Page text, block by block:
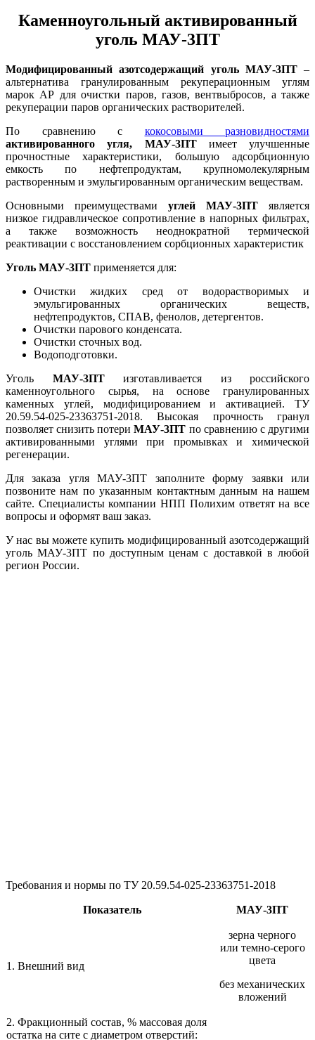
Каменноугольный активированный
уголь МАУ-3ПТ
Модифицированный азотсодержащий уголь МАУ-3ПТ–
альтернатива гранулированным рекуперационным углям
марок АР для очистки паров, газов, вентвыбросов, а также
рекуперации паров органических растворителей.
По сравнению с кокосовыми разновидностями
активированного угля, МАУ-3ПТимеет улучшенные
прочностные характеристики, большую адсорбционную
емкость по нефтепродуктам, крупномолекулярным
растворенным и эмульгированным органическим веществам.
Основными преимуществами углей МАУ-3ПТ является
низкое гидравлическое сопротивление в напорных фильтрах,
а также возможность неоднократной термической
реактивации с восстановлением сорбционных характеристик
Уголь МАУ-3ПТ применяется для:
Очистки жидких сред от водорастворимых и
эмульгированных органических веществ,
нефтепродуктов, СПАВ, фенолов, детергентов.
Очистки парового конденсата.
Очистки сточных вод.
Водоподготовки.
Уголь МАУ-3ПТизготавливается из российского
каменноугольного сырья, на основе гранулированных
каменных углей, модифицированием и активацией. ТУ
20.59.54-025-23363751-2018. Высокая прочность гранул
позволяет снизить потериМАУ-3ПТ по сравнению с другими
активированными углями при промывках и химической
регенерации.
Для заказа угля МАУ-3ПТ заполните форму заявки или
позвоните нам по указанным контактным данным на нашем
сайте. Специалисты компании НПП Полихим ответят на все
вопросы и оформят ваш заказ.
У нас вы можете купить модифицированный азотсодержащий
уголь МАУ-3ПТ по доступным ценам с доставкой в любой
регион России.
Требования и нормы по ТУ 20.59.54-025-23363751-2018
Показатель МАУ-3ПТ
1. Внешний вид
зерна черного
или темно-серого
цвета
без механических
вложений
2. Фракционный состав, % массовая доля
остатка на сите с диаметром отверстий: